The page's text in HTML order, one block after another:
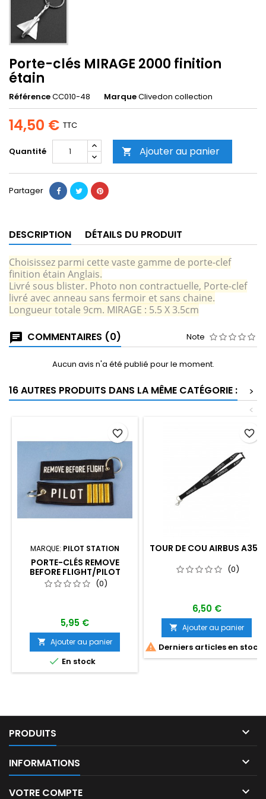
Porte-clés MIRAGE 2000 finition
étain
RéférenceCC010-48 MarqueClivedon collection
14,50 € TTC
Quantité  Ajouter au panier
Partager
DESCRIPTION DÉTAILS DU PRODUIT
Choisissez parmi cette vaste gamme de porte-clef
finition étain Anglais.
Livré sous blister. Photo non contractuelle, Porte-clef
livré avec anneau sans fermoir et sans chaine.
Longueur totale 9cm. MIRAGE : 5.5 X 3.5cm
COMMENTAIRES (0) Note
Aucun avis n'a été publié pour le moment.
16 AUTRES PRODUITS DANS LA MÊME CATÉGORIE :
>
<
MARQUE: PILOT STATION
PORTE-CLÉS REMOVE
BEFORE FLIGHT/PILOT
(0)
5,95 €
 Ajouter au panier
 En stock
favorite_border
TOUR DE COU AIRBUS A350
(0)
6,50 €
 Ajouter au panier
 Derniers articles en stock
favorite_border
PRODUITS 
INFORMATIONS 
VOTRE COMPTE 